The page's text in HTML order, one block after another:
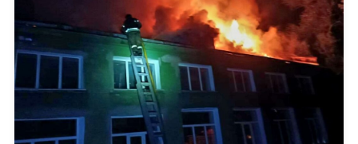
eläintautitietojen vaihdosta […]